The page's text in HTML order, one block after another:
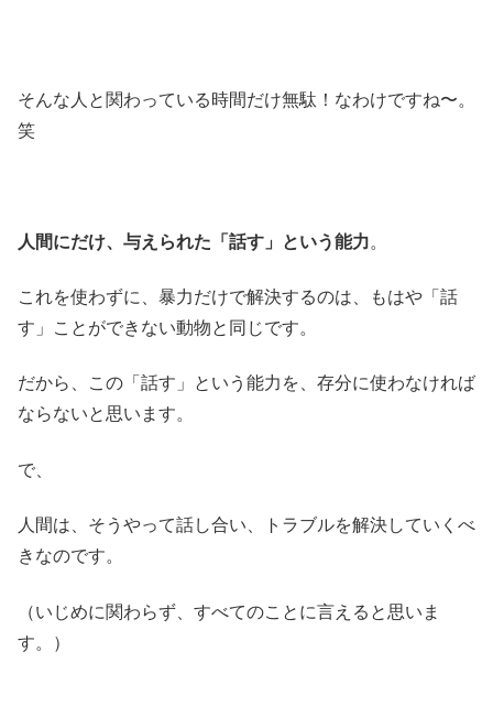
そんな人と関わっている時間だけ無駄！なわけですね〜。
笑
人間にだけ、与えられた「話す」という能力。
これを使わずに、暴力だけで解決するのは、もはや「話
す」ことができない動物と同じです。
だから、この「話す」という能力を、存分に使わなければ
ならないと思います。
で、
人間は、そうやって話し合い、トラブルを解決していくべ
きなのです。
（いじめに関わらず、すべてのことに言えると思いま
す。）